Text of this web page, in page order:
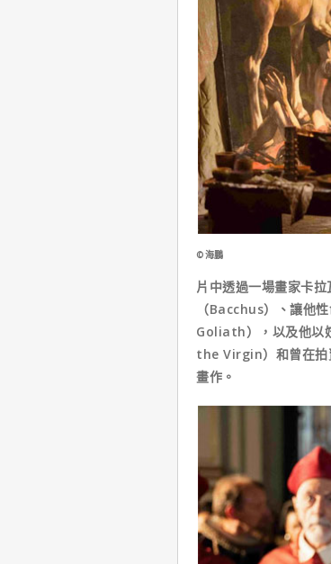
©海鵬
片中透過一場畫家卡拉
（Bacchus）、讓他
Goliath），以及他以
the Virgin）和曾在拍
畫作。